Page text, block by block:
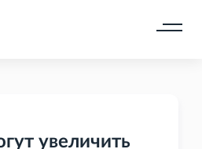
увеличить